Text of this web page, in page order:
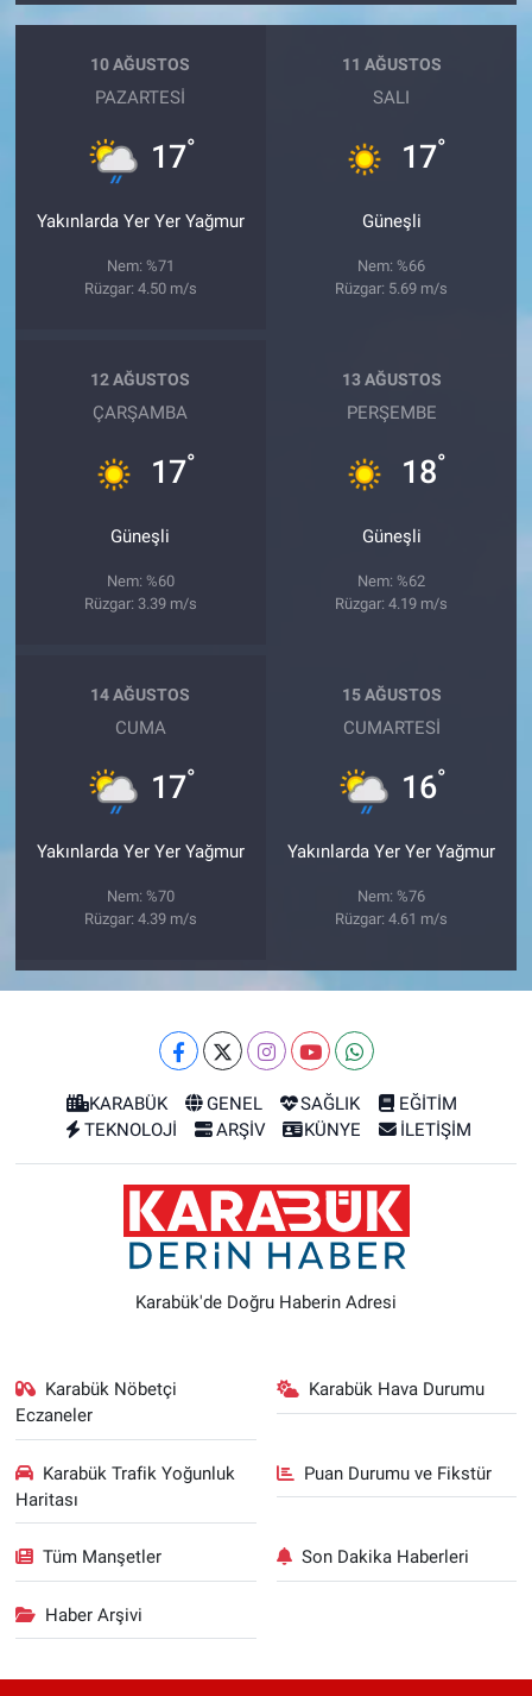
10 AĞUSTOS
PAZARTESI
17°
Yakınlarda Yer Yer Yağmur
Nem: %71
Rüzgar: 4.50 m/s
11 AĞUSTOS
SALI
17°
Güneşli
Nem: %66
Rüzgar: 5.69 m/s
12 AĞUSTOS
ÇARŞAMBA
17°
Güneşli
Nem: %60
Rüzgar: 3.39 m/s
13 AĞUSTOS
PERŞEMBE
18°
Güneşli
Nem: %62
Rüzgar: 4.19 m/s
14 AĞUSTOS
CUMA
17°
Yakınlarda Yer Yer Yağmur
Nem: %70
Rüzgar: 4.39 m/s
15 AĞUSTOS
CUMARTESI
16°
Yakınlarda Yer Yer Yağmur
Nem: %76
Rüzgar: 4.61 m/s
KARABÜK GENEL SAĞLIK
EĞİTİM
TEKNOLOJİ
ARŞİV KÜNYE İLETİŞİM
Karabük'de Doğru Haberin Adresi
Karabük Nöbetçi
Eczaneler
Karabük Hava Durumu
Karabük Trafik Yoğunluk
Haritası
Puan Durumu ve Fikstür
Tüm Manşetler Son Dakika Haberleri
Haber Arşivi